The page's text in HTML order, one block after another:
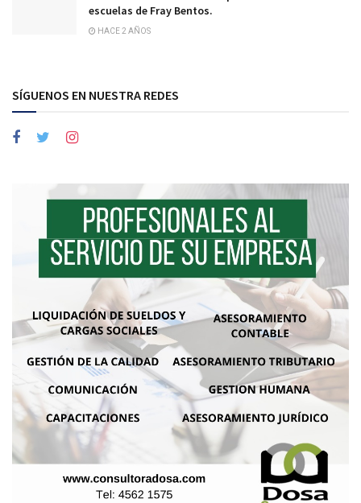
escuelas de Fray Bentos.
HACE 2 AÑOS
SÍGUENOS EN NUESTRA REDES